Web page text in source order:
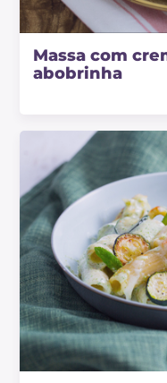
Massa com
abobrinha